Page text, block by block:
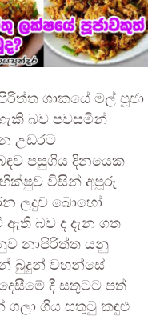
ශාකයේ මල් පූජා
බව පවසමින්
උඩරට
පසුගිය දිනයෙක
විසින් අපූරු
ලදුව බොහෝ
බව ද දැන ගත
නාපිරිත්ත යනු
බුදුන් වහන්සේ
දී සතුටට පත්
ගිය සතුටු කඳුළු